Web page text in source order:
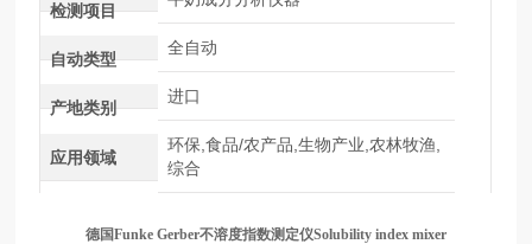
检测项目
自动类型
全自动
产地类别
进口
应用领域
环保,食品/农产品,生物产业,农林牧渔,
综合
德国Funke Gerber不溶度指数测定仪Solubility index mixer